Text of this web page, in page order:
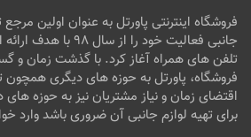
فروشگاه اینترنتی پاورتل به عنوان اولین
جانبی فعالیت خود را از
تلفن های همراه آغاز کرد. با گذشت زمان و
فروشگاه، پاورتل به حوزه های دیگری همچون
اقتضای زمان و نیاز مشتریان نیز به حوزه
برای تهیه لوازم جانبی آن ضروری باشد وارد